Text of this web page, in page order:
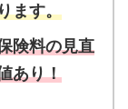
ます。
険料の見直
あり！